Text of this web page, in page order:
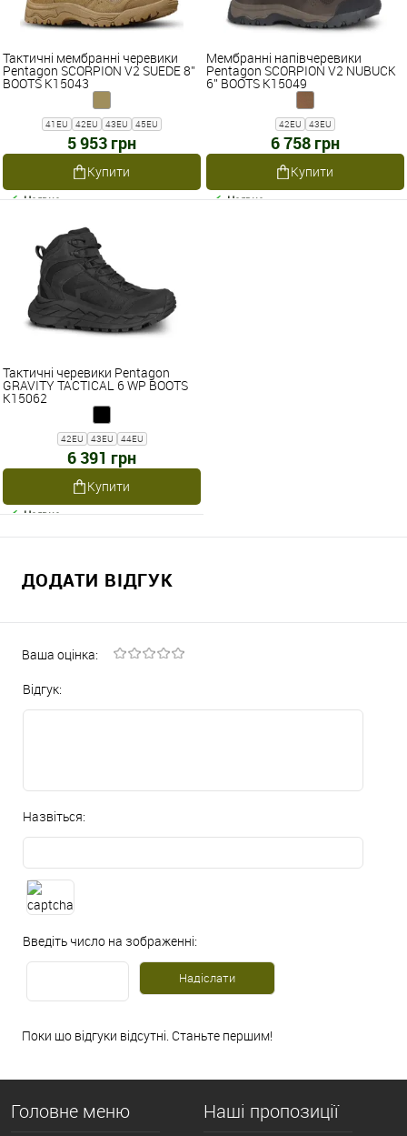
Тактичні мембранні черевики
Pentagon SCORPION V2 SUEDE 8''
BOOTS K15043
41EU 42EU 43EU 45EU
5 953 грн
Купити
Наявне
Мембранні напівчеревики
Pentagon SCORPION V2 NUBUCK
6'' BOOTS K15049
42EU 43EU
6 758 грн
Купити
Наявне
Тактичні черевики Pentagon
GRAVITY TACTICAL 6 WP BOOTS
K15062
42EU 43EU 44EU
6 391 грн
Купити
Наявне
ДОДАТИ ВІДГУК
Ваша оцінка:
Відгук:
Назвіться:
Введіть число на зображенні:
Поки що відгуки відсутні. Станьте першим!
Головне меню Наші пропозиції